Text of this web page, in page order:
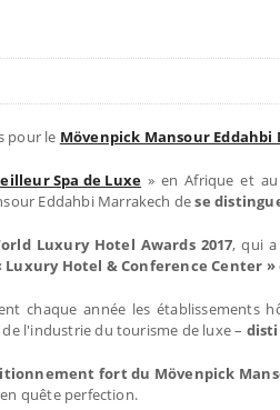
pour le Mövenpick Mansour Eddahbi
Spa de Luxe » en Afrique et
Eddahbi Marrakech dese
Luxury Hotel Awards 2017, qui a
Luxury Hotel & Conference Center
chaque année les établissements
l'industrie du tourisme de luxe –
fort du Mövenpick
quête perfection.